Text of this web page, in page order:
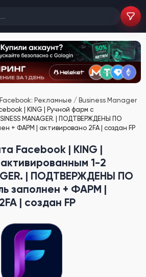
Facebook: Рекламные / Business Manager
| KING | Ручной фарм с
MANAGER. | ПОДТВЕРЖДЕНЫ ПО
+ ФАРМ | активировано 2FA | создан FP
Facebook | KING |
1-2
| ПОДТВЕРЖДЕНЫ ПО
заполнен + ФАРМ |
| создан FP